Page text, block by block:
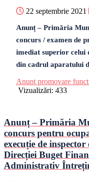
22 septembrie 2021
Anunț – Primăria
concurs / examen de
imediat superior celui
din cadrul aparatului
Anunt promovare
Vizualizări: 433
Anunț – Primăria
concurs pentru
execuție de
Direcției Buget
Administrativ